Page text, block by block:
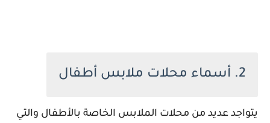
2. أسماء محلات ملابس أطفال
يتواجد عديد من محلات الملابس الخاصة بالأطفال والتي